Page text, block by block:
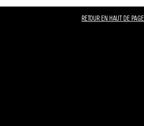
RETOUR EN HAUT DE PAGE​